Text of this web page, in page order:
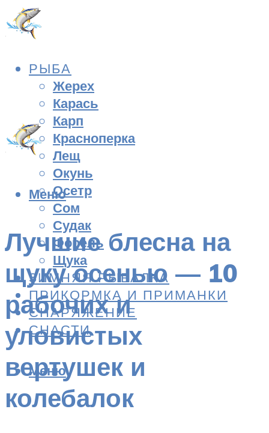
РЫБА
Жерех
Карась
Карп
Красноперка
Лещ
Окунь
Осетр
Сом
Судак
Форель
Щука
ЗИМНЯЯ РЫБАЛКА
ПРИКОРМКА И ПРИМАНКИ
СНАРЯЖЕНИЕ
СНАСТИ
Меню
Меню
Лучшие блесна на
щуку осенью — 10
рабочих и
уловистых
вертушек и
колебалок